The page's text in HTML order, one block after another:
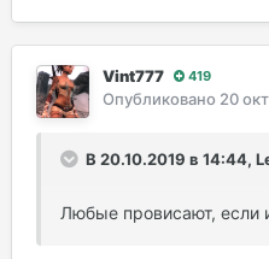
Vint777 419
Опубликовано 20
В 20.10.2019 в 14:44,
Любые провисают, если